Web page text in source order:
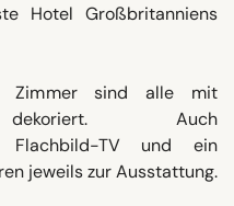
Hotel Großbritanniens
Zimmer sind alle mit
dekoriert. Auch
Flachbild-TV und ein
jeweils zur Ausstattung.